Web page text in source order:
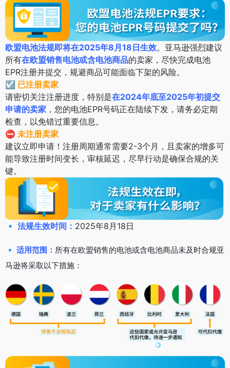
欧盟电池法规即将在2025年8月18日生效。亚马逊强烈建议
所有在欧盟销售电池或含电池商品的卖家，尽快完成电池
EPR注册并提交，规避商品可能面临下架的风险。
☑ 已注册卖家
请密切关注注册进度，特别是在2024年底至2025年初提交
申请的卖家 ，您的电池EPR号码正在陆续下发，请务必定期
检查，以免错过重要信息。
⛔ 未注册卖家
建议立即申请！注册周期通常需要2-3个月，且卖家的增多可
能导致注册时间变长，审核延迟，尽早行动是确保合规的关
键。
🔹 法规生效时间： 2025年8月18日
🔹 适用范围： 所有在欧盟销售的电池或含电池商品未及时合规亚
马逊将采取以下措施：